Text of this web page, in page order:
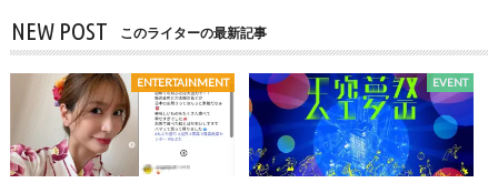
NEW POST このライターの最新記事
ENTERTAINMENT EVENT